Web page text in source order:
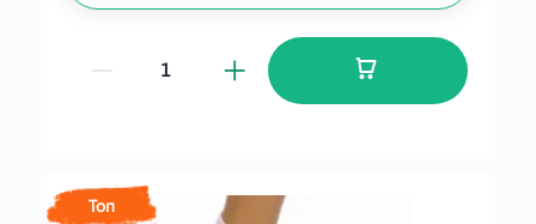
Топ